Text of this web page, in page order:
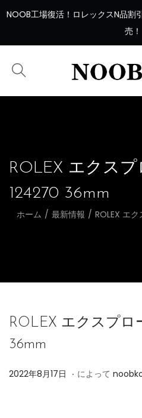
NOOB工場復活 ！ ロレックスN品割
売！
ROLEX エクスプ
124270 36mm
ホーム / 最新情報 / ROLEX エ
ROLEX エクスプロ
36mm
投
2022年8月17日 2. によって